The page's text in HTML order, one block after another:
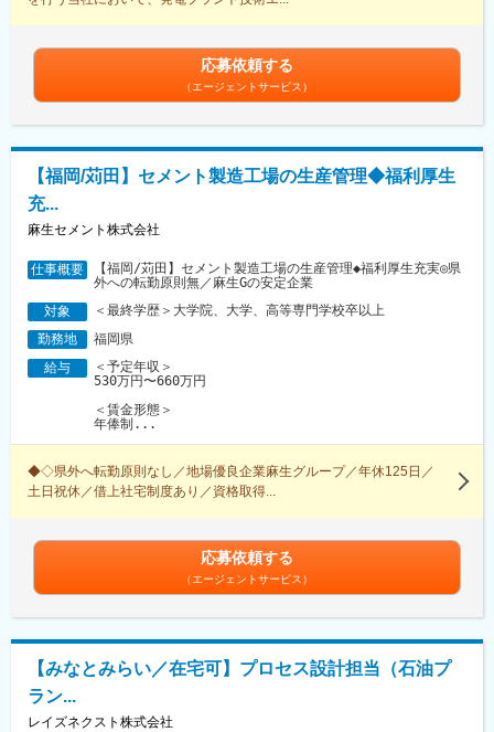
応募依頼する
（エージェントサービス）
【福岡/苅田】セメント製造工場の生産管理◆福利厚生
充...
麻生セメント株式会社
仕事概要
【福岡/苅田】セメント製造工場の生産管理◆福利厚生充実◎県
外への転勤原則無／麻生Gの安定企業
対象
＜最終学歴＞大学院、大学、高等専門学校卒以上
勤務地
福岡県
給与
＜予定年収＞
530万円〜660万円
＜賃金形態＞
年俸制...
◆◇県外へ転勤原則なし／地場優良企業麻生グループ／年休125日／
土日祝休／借上社宅制度あり／資格取得...
応募依頼する
（エージェントサービス）
【みなとみらい／在宅可】プロセス設計担当（石油プ
ラン...
レイズネクスト株式会社